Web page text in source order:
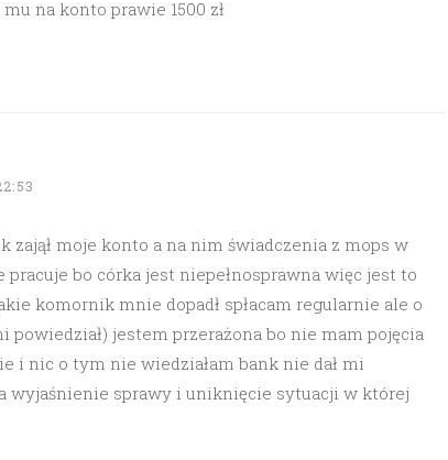
na konto prawie 1500 zł
zajął moje konto a na nim świadczenia z mops w
pracuje bo córka jest niepełnosprawna więc jest to
komornik mnie dopadł spłacam regularnie ale o
jestem przerażona bo nie mam pojęcia
i nic o tym nie wiedziałam bank nie dał mi
wyjaśnienie sprawy i uniknięcie sytuacji w której